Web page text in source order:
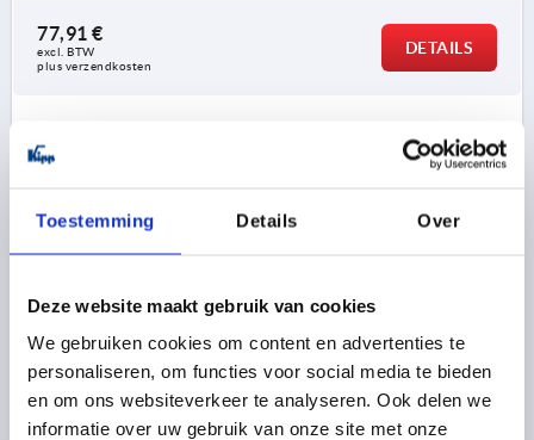
Toestemming Details Over
Deze website maakt gebruik van cookies
We gebruiken cookies om content en advertenties te
personaliseren, om functies voor social media te bieden
en om ons websiteverkeer te analyseren. Ook delen we
informatie over uw gebruik van onze site met onze
77,91 €
excl. BTW
plus verzendkosten
DETAILS
SLAGENTELLER DIGITAAL, POLYAMIDE ORANJE
RAL2004, BEST:RVS, GEPROGRAMMEERD AU=00,10,
SPOED=1 TELRICHTING=1
KOMMA OP DE PLAATS=2